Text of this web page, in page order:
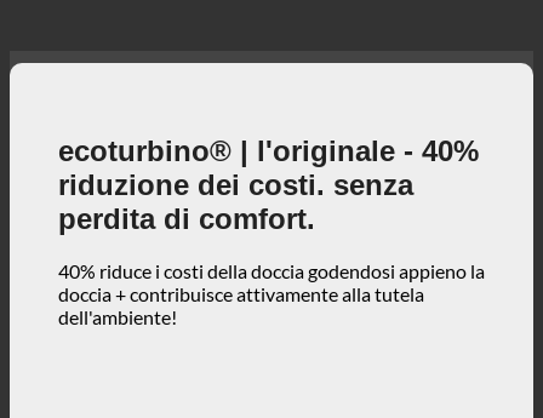
ecoturbino® | l'originale - 40%
riduzione dei costi. senza
perdita di comfort.
40% riduce i costi della doccia godendosi appieno la
doccia + contribuisce attivamente alla tutela
dell'ambiente!